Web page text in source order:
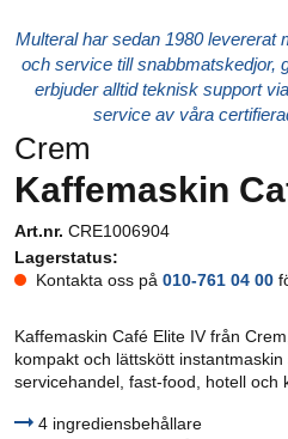
Multeral har sedan 1980 levererat
och service till snabbmatskedjor,
erbjuder alltid teknisk support
service av våra
Crem
Kaffemaskin
Art.nr. CRE1006904
Lagerstatus:
Kontakta oss på 010-761 04 00
Kaffemaskin Café Elite IV från
kompakt och lättskött
servicehandel, fast-food, hotell och
4 ingrediensbehållare